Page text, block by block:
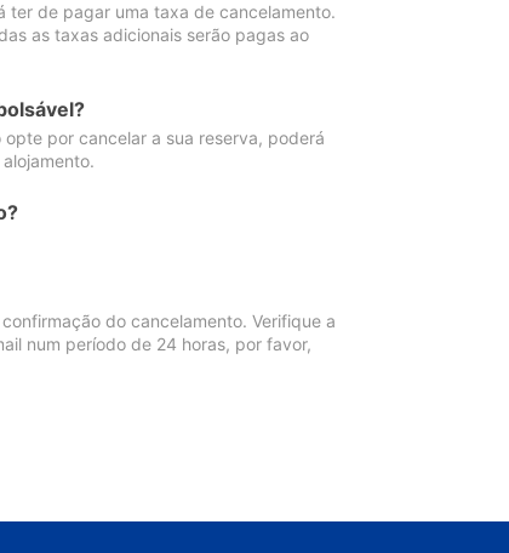
ter de pagar uma taxa de cancelamento.
as taxas adicionais serão pagas ao
por cancelar a sua reserva, poderá
do cancelamento. Verifique a
num período de 24 horas, por favor,